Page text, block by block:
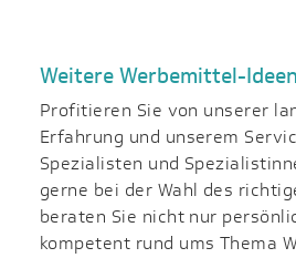
Weitere Werbemittel-Ideen
Profitieren Sie von unserer
Erfahrung und unserem
Spezialisten und
gerne bei der Wahl des
beraten Sie nicht nur
kompetent rund ums Thema